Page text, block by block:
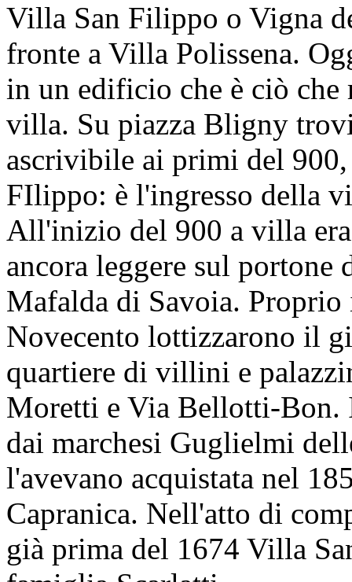
Villa San Filippo o Vigna
fronte a Villa Polissena.
in un edificio che è ciò
villa. Su piazza Bligny
ascrivibile ai primi del
FIlippo: è l'ingresso della
All'inizio del 900 a villa
ancora leggere sul
Mafalda di Savoia.
Novecento lottizzarono il
quartiere di villini e
Moretti e Via Bellotti-Bon.
dai marchesi Guglielmi
l'avevano acquistata nel
Capranica. Nell'atto di
già prima del 1674 Villa